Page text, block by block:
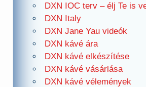
DXN IOC terv – élj Te is
DXN Italy
DXN Jane Yau videók
DXN kávé ára
DXN kávé elkészítése
DXN kávé vásárlása
DXN kávé vélemények